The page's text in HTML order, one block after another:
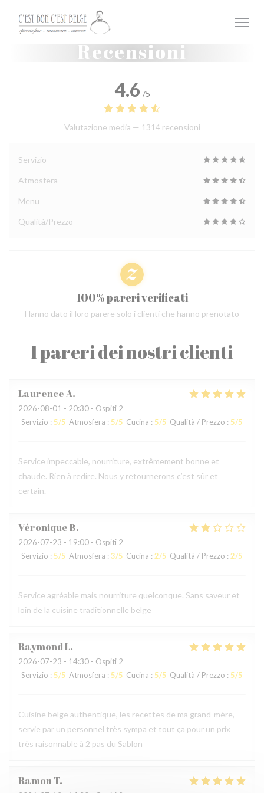
Personalizzazione delle tue scelte sui cookie
Recensioni
I pareri dei nostri clienti
LaurenceA
2026-08-01 - 20:30 - Ospiti 2
Servizio : 5/5 Atmosfera : 5/5 Cucina : 5/5 Qualità / Prezzo : 5/5
Service impeccable, nourriture, extrêmement bonne et
chaude. Rien à redire. Nous y retournerons c’est sûr et
certain.
VéroniqueB
2026-07-23 - 19:00 - Ospiti 2
Servizio : 5/5 Atmosfera : 3/5 Cucina : 2/5 Qualità / Prezzo : 2/5
Service agréable mais nourriture quelconque. Sans saveur et
loin de la cuisine traditionnelle belge
RaymondL
2026-07-23 - 14:30 - Ospiti 2
Servizio : 5/5 Atmosfera : 5/5 Cucina : 5/5 Qualità / Prezzo : 5/5
Cuisine belge authentique, les recettes de ma grand-mère,
servie par un personnel très sympa et tout ça pour un prix
très raisonnable à 2 pas du Sablon
RamonT
4.6 /5
Valutazione media — 1314 recensioni
Servizio
Atmosfera
Menu
Qualità/Prezzo
100% pareri verificati
Hanno dato il loro parere solo i clienti che hanno prenotato